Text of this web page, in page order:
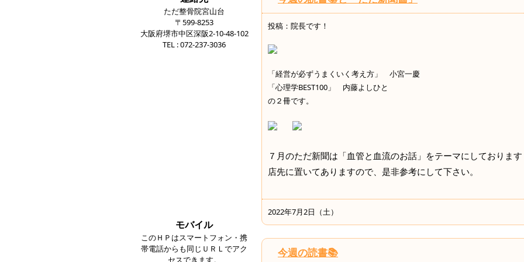
ただ整骨院宮山台
〒599-8253
大阪府堺市中区深阪2-10-48-102
TEL : 072-237-3036
モバイル
このＨＰはスマートフォン・携
帯電話からも同じＵＲＬでアク
セスできます。
投稿：院長です！
「経営が必ずうまくいく考え方」 小宮一慶
「心理学BEST100」 内藤よしひと
の２冊です。
７月のただ新聞は「血管と血流のお話」をテーマにしておりま
店先に置いてありますので、是非参考にして下さい。
2022年7月2日（土）
今週の読書📚